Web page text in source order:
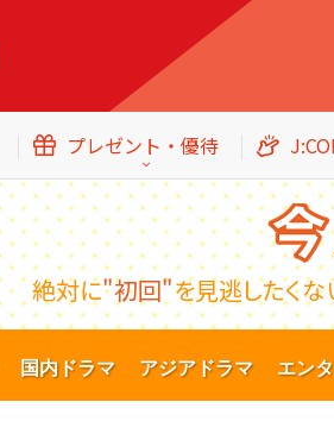
プレゼント・優待
トップ CS番組一
ント 加入者優
絶対に"初回"を見逃したくな
国内ドラマ アジアドラマ エン